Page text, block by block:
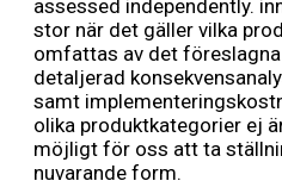
assessed independently.
stor när det gäller vilka
omfattas av det
detaljerad
samt
olika produktkategorier ej
möjligt för oss att ta
nuvarande form.